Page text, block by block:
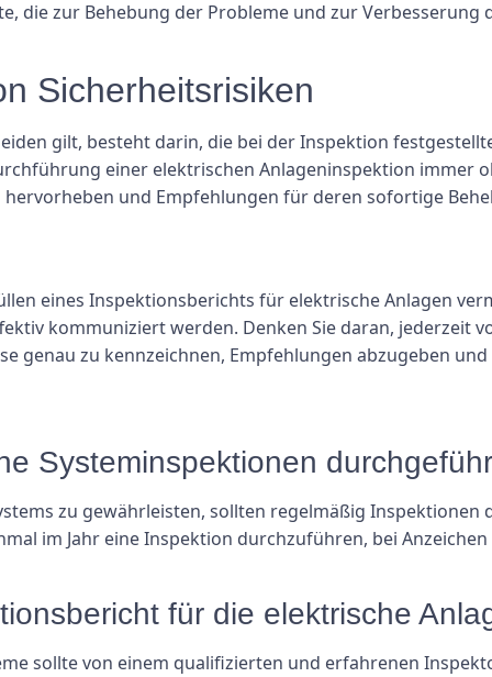
die zur Behebung der Probleme und zur
Sicherheitsrisiken
gilt, besteht darin, die bei der Inspektion
einer elektrischen Anlageninspektion immer
hervorheben und Empfehlungen für deren sofortige
eines Inspektionsberichts für elektrische Anlagen
kommuniziert werden. Denken Sie daran, jederzeit
genau zu kennzeichnen, Empfehlungen abzugeben
Systeminspektionen
zu gewährleisten, sollten regelmäßig
im Jahr eine Inspektion durchzuführen, bei
für die elektrische
sollte von einem qualifizierten und erfahrenen